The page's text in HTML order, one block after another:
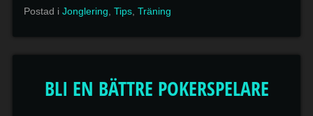
Postad iJonglering ,Tips ,Träning
BLI EN BÄTTRE POKERSPELARE